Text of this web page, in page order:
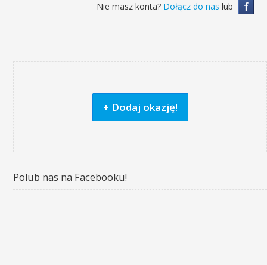
f
Nie masz konta? Dołącz do nas lub
+ Dodaj okazję!
Polub nas na Facebooku!